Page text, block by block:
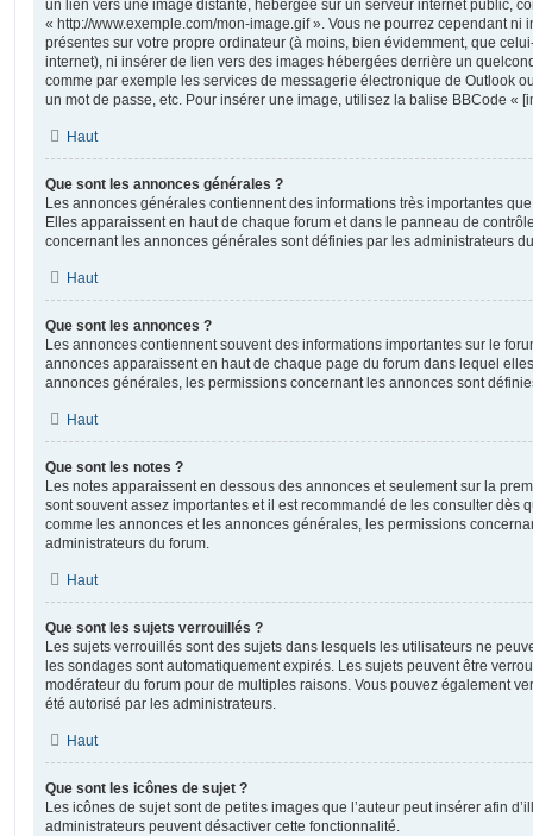
un lien vers une image distante, hébergée sur un serveur internet public,
« http://www.exemple.com/mon-image.gif ». Vous ne pourrez cependant ni
présentes sur votre propre ordinateur (à moins, bien évidemment, que
internet), ni insérer de lien vers des images hébergées derrière un
comme par exemple les services de messagerie électronique de Outlook
un mot de passe, etc. Pour insérer une image, utilisez la balise BBCode «
Haut
Que sont les annonces générales ?
Les annonces générales contiennent des informations très importantes
Elles apparaissent en haut de chaque forum et dans le panneau de
concernant les annonces générales sont définies par les administrateurs
Haut
Que sont les annonces ?
Les annonces contiennent souvent des informations importantes sur le
annonces apparaissent en haut de chaque page du forum dans lequel
annonces générales, les permissions concernant les annonces sont
Haut
Que sont les notes ?
Les notes apparaissent en dessous des annonces et seulement sur la
sont souvent assez importantes et il est recommandé de les consulter dès
comme les annonces et les annonces générales, les permissions
administrateurs du forum.
Haut
Que sont les sujets verrouillés ?
Les sujets verrouillés sont des sujets dans lesquels les utilisateurs ne
les sondages sont automatiquement expirés. Les sujets peuvent être
modérateur du forum pour de multiples raisons. Vous pouvez également
été autorisé par les administrateurs.
Haut
Que sont les icônes de sujet ?
Les icônes de sujet sont de petites images que l’auteur peut insérer afin
administrateurs peuvent désactiver cette fonctionnalité.